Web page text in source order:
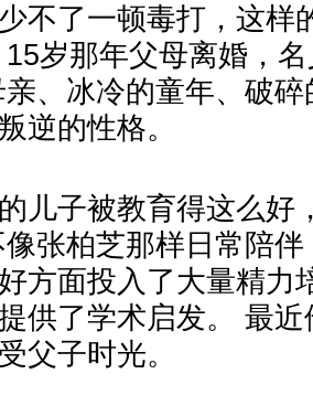
不了一顿毒打，这样
岁那年父母离婚，
、冰冷的童年、破
逆的性格。
儿子被教育得这么好
张柏芝那样日常陪
方面投入了大量精力
供了学术启发。 最
父子时光。